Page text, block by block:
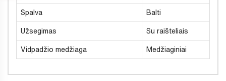
Spalva Balti
Užsegimas Su raišteliais
Vidpadžio medžiaga Medžiaginiai